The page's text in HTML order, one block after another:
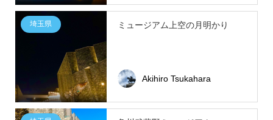
埼玉県 ミュージアム上空の月明かり
Akihiro Tsukahara